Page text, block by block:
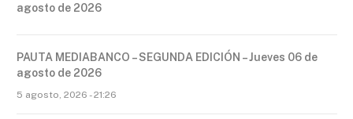
agosto de 2026
PAUTA MEDIABANCO – SEGUNDA EDICIÓN – Jueves 06 de
agosto de 2026
5 agosto, 2026 - 21:26